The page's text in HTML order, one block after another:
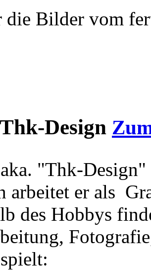
die Bilder vom
Design
"Thk-
arbeitet er als
des Hobbys